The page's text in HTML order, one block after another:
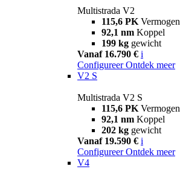
Multistrada V2
115,6 PK Vermogen
92,1 nm Koppel
199 kg gewicht
Vanaf 16.790 € i
Configureer Ontdek meer
V2 S
Multistrada V2 S
115,6 PK Vermogen
92,1 nm Koppel
202 kg gewicht
Vanaf 19.590 € i
Configureer Ontdek meer
V4